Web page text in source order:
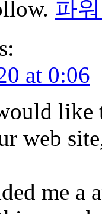
파
at 0:06
like
web
me a